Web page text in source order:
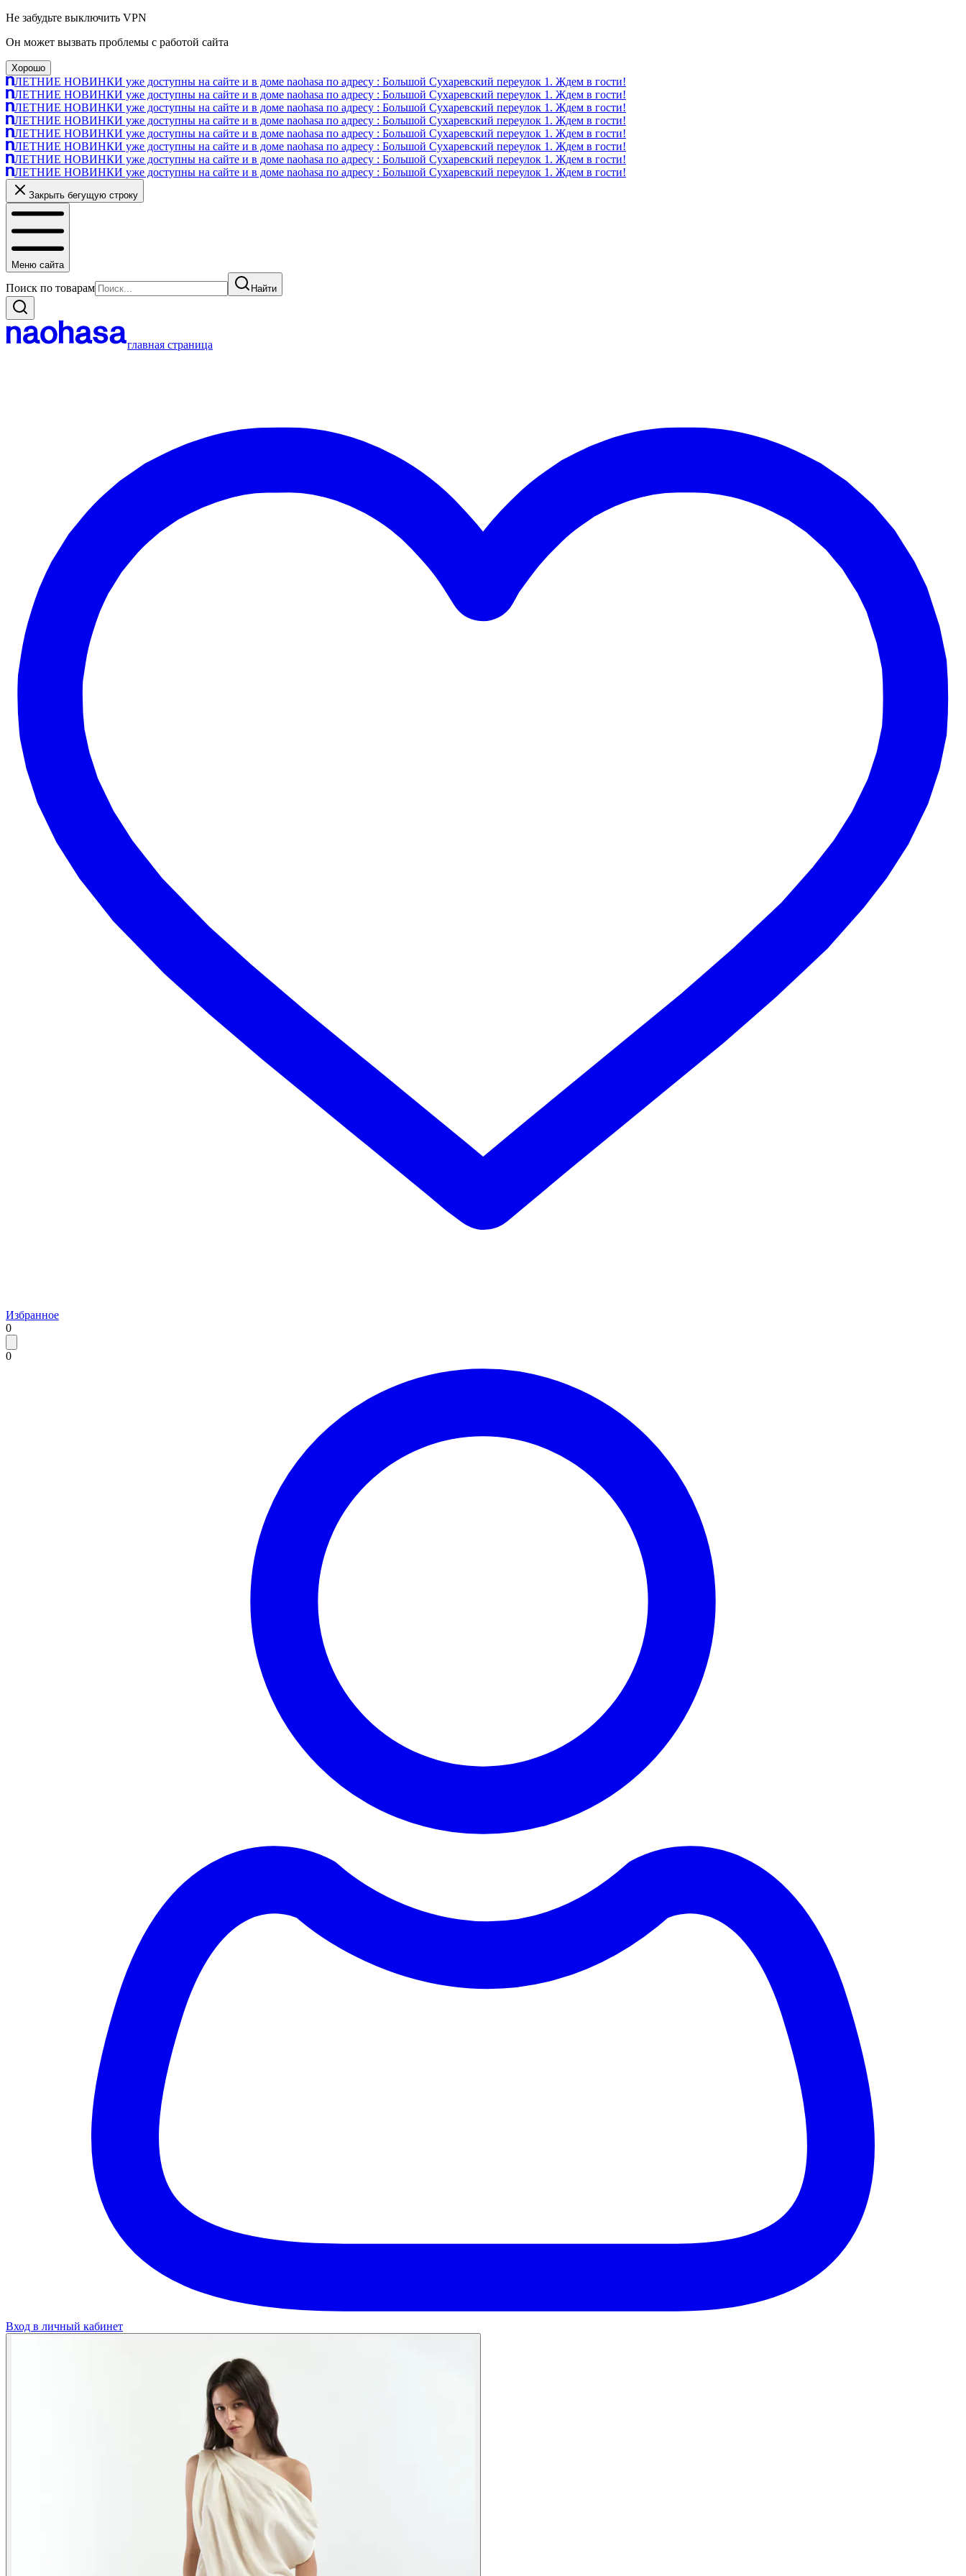
Не забудьте выключить VPN
Он может вызвать проблемы с работой сайта
Хорошо
ЛЕТНИЕ НОВИНКИ уже доступны на сайте и в доме naohasa по адресу : Большой Сухаревский переулок 1. Ждем в гости!
ЛЕТНИЕ НОВИНКИ уже доступны на сайте и в доме naohasa по адресу : Большой Сухаревский переулок 1. Ждем в гости!
ЛЕТНИЕ НОВИНКИ уже доступны на сайте и в доме naohasa по адресу : Большой Сухаревский переулок 1. Ждем в гости!
ЛЕТНИЕ НОВИНКИ уже доступны на сайте и в доме naohasa по адресу : Большой Сухаревский переулок 1. Ждем в гости!
ЛЕТНИЕ НОВИНКИ уже доступны на сайте и в доме naohasa по адресу : Большой Сухаревский переулок 1. Ждем в гости!
ЛЕТНИЕ НОВИНКИ уже доступны на сайте и в доме naohasa по адресу : Большой Сухаревский переулок 1. Ждем в гости!
ЛЕТНИЕ НОВИНКИ уже доступны на сайте и в доме naohasa по адресу : Большой Сухаревский переулок 1. Ждем в гости!
ЛЕТНИЕ НОВИНКИ уже доступны на сайте и в доме naohasa по адресу : Большой Сухаревский переулок 1. Ждем в гости!
Закрыть бегущую строку
Меню сайта
Поиск по товарам Найти
главная страница
Избранное
0
0
Вход в личный кабинет